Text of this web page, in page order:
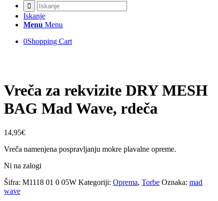
Iskanje
Menu Menu
0Shopping Cart
Vreča za rekvizite DRY MESH
BAG Mad Wave, rdeča
14,95€
Vreča namenjena pospravljanju mokre plavalne opreme.
Ni na zalogi
Šifra: M1118 01 0 05W Kategoriji: Oprema, Torbe Oznaka: mad
wave